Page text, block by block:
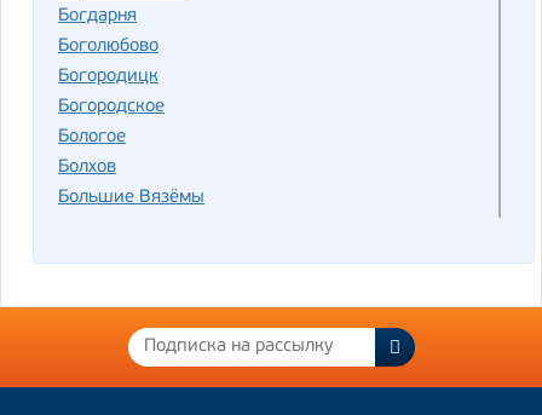
Богдарня
Боголюбово
Богородицк
Богородское
Бологое
Болхов
Большие Вязёмы
Бородино